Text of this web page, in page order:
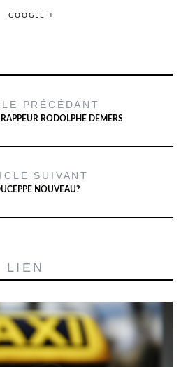
GOOGLE +
PRÉCÉDANT
RODOLPHE DEMERS
SUIVANT
NOUVEAU?
LIEN